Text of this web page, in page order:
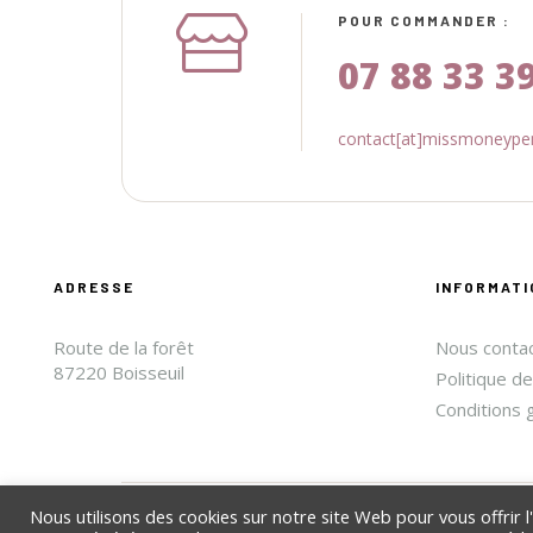
POUR COMMANDER :
07 88 33
ADRESSE
Route de la forêt
87220 Boisseuil
Nous
Politique
Conditions
Nous utilisons des cookies sur notre site Web pour vous